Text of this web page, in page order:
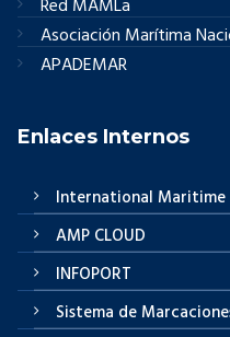
Red MAMLa
Asociación Marítima
APADEMAR
Enlaces Internos
International
AMP CLOUD
INFOPORT
Sistema de